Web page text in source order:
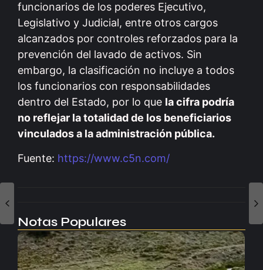
funcionarios de los poderes Ejecutivo,
Legislativo y Judicial, entre otros cargos
alcanzados por controles reforzados para la
prevención del lavado de activos. Sin
embargo, la clasificación no incluye a todos
los funcionarios con responsabilidades
dentro del Estado, por lo que la cifra podría
no reflejar la totalidad de los beneficiarios
vinculados a la administración pública.
Fuente: https://www.c5n.com/
Notas Populares